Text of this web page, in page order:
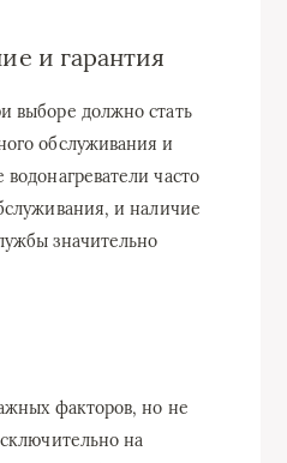
и гарантия
выборе должно стать
обслуживания и
часто
и наличие
значительно
факторов, но не
на